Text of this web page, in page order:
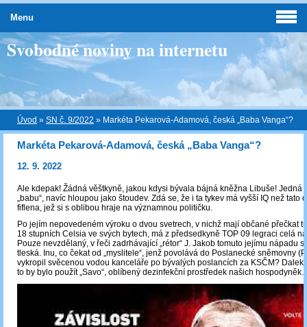
Svobodné noviny na internetu
Úvod » SN č. 9/2022 » Markéta Pekarová-Adamová, česká „Baba Vanga“?
Markéta Pekarová-Adamová, česká „Baba Vanga“?
12. 9. 2022
Ale kdepak! Žádná věštkyně, jakou kdysi bývala bájná kněžna Libuše! Jedná
„babu“, navíc hloupou jako štoudev. Zdá se, že i ta tykev má vyšší IQ než tato
fiflena, jež si s oblibou hraje na významnou političku.
Po jejím nepovedeném výroku o dvou svetrech, v nichž mají občané přečkat
18 stupních Celsia ve svých bytech, má z předsedkyně TOP 09 legraci celá
Pouze nevzdělaný, v řeči zadrhávající „rétor“ J. Jakob tomuto jejímu nápadu
tleská. Inu, co čekat od „myslitele“, jenž povolává do Poslanecké sněmovny
vykropil svěcenou vodou kanceláře po bývalých poslancích za KSČM?
to by bylo použít „Savo“, oblíbený dezinfekční prostředek našich hospodyněk.
Menu